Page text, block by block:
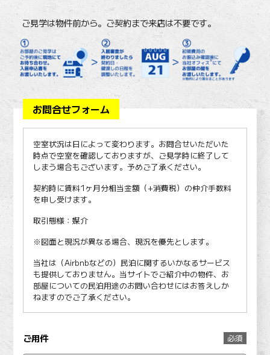
ご見学は物件前から。ご契約まで来店は不要です。
お問合せフォーム
ご用件 必須
空室状況は日によって変わります。お問合せいただいた
時点で空室を確認しておりますが、ご見学時に終了して
しまう場合もございます。予めご了承ください。
契約時に賃料1ヶ月分相当金額（+消費税）の仲介手数料
を申し受けます。
取引態様：媒介
※図面と現況が異なる場合、現況を優先とします。
当社は（Airbnbなどの）民泊に関するいかなるサービス
も提供しておりません。当サイトでご紹介中の物件、お
部屋についての民泊用途のお問い合わせにはお答えしか
ねますのでご了承ください。